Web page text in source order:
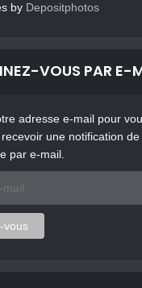
by Depositphotos
VOUS PAR E-
adresse e-mail pour
une notification
par e-mail.
vous